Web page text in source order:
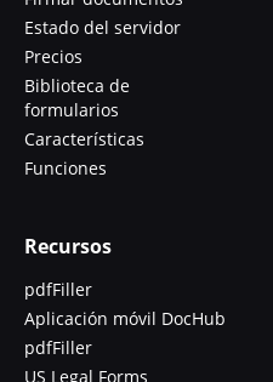
Estado del servidor
Precios
Biblioteca de
formularios
Características
Funciones
Recursos
pdfFiller
Aplicación móvil DocHub
pdfFiller
US Legal Forms